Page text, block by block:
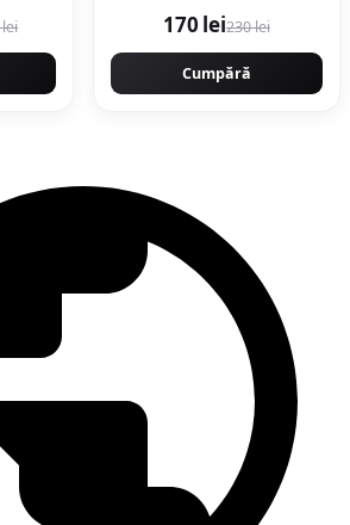
170 lei230 lei
Cumpără